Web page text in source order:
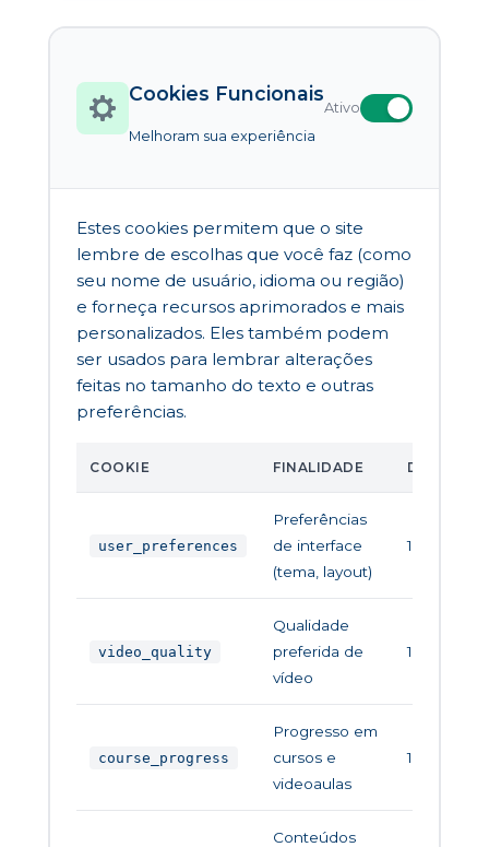
Cookies Funcionais
Melhoram sua experiência
Ativo
Estes cookies permitem que o site
lembre de escolhas que você faz (como
seu nome de usuário, idioma ou região)
e forneça recursos aprimorados e mais
personalizados. Eles também podem
ser usados para lembrar alterações
feitas no tamanho do texto e outras
preferências.
COOKIE FINALIDADE DURAÇÃO
user_preferences
Preferências
de interface
(tema, layout)
1 ano
video_quality
Qualidade
preferida de
vídeo
1 ano
course_progress
Progresso em
cursos e
videoaulas
1 ano
Conteúdos